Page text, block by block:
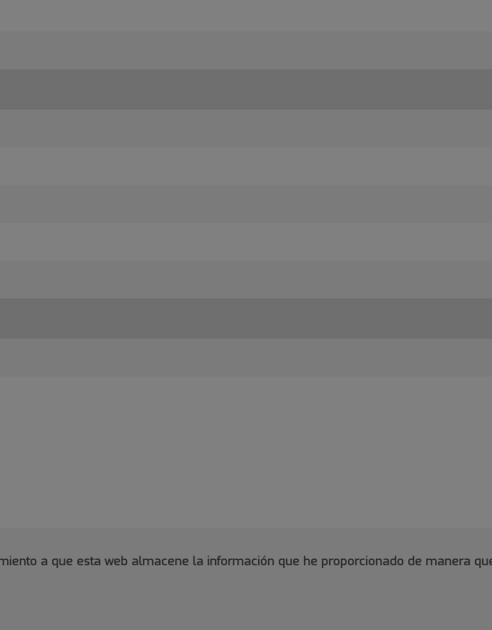
a que esta web almacene la información que he proporcionado de manera